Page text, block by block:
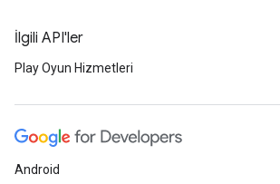
İlgili API'ler
Play Oyun Hizmetleri
Android